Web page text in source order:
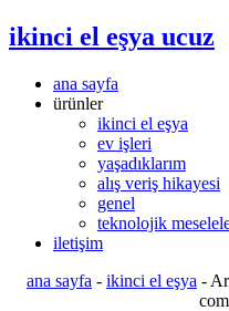
ikinci el eşya ucuz
ana sayfa
ürünler
ikinci el eşya
ev işleri
yaşadıklarım
alış veriş hikayesi
genel
teknolojik
iletişim
ana sayfa - ikinci el eşya -